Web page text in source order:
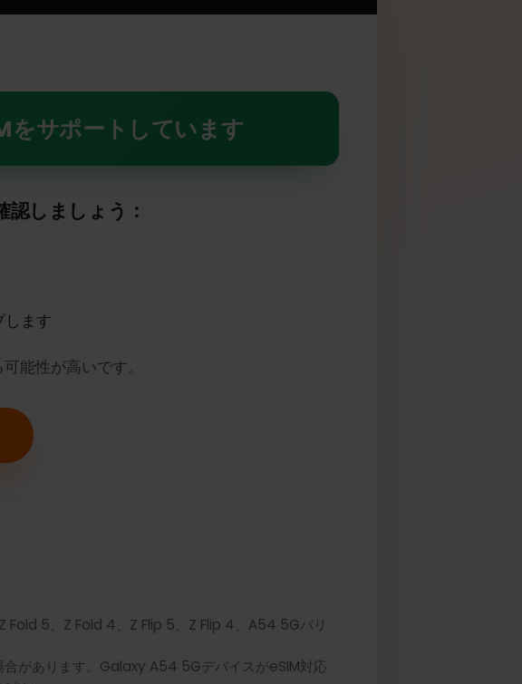
をサポートしています
確認しましょう：
る可能性が高いです。